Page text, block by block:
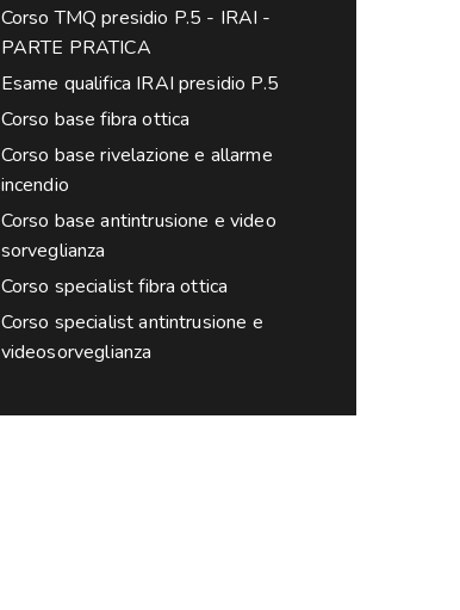
Corso TMQ presidio P.5 - IRAI -
PARTE PRATICA
Esame qualifica IRAI presidio P.5
Corso base fibra ottica
Corso base rivelazione e allarme
incendio
Corso base antintrusione e video
sorveglianza
Corso specialist fibra ottica
Corso specialist antintrusione e
videosorveglianza